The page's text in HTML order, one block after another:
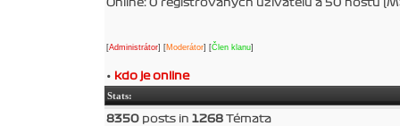
Online: 0 registrovaných uživatelů a 50 hostů
[Administrátor] [Moderátor] [Člen klanu]
• kdo je online
Stats:
8350 posts in 1268 Témata